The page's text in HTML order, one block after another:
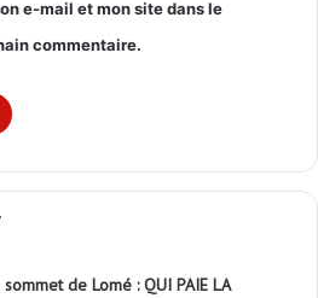
e-mail et mon site dans le
commentaire.
de Lomé : QUI PAIE LA